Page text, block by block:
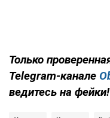
Только
Telegram-канале
ведитесь на фейки!